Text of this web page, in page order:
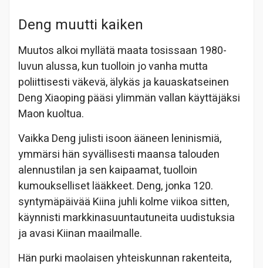
Deng muutti kaiken
Muutos alkoi myllätä maata tosissaan 1980-
luvun alussa, kun tuolloin jo vanha mutta
poliittisesti väkevä, älykäs ja kauaskatseinen
Deng Xiaoping pääsi ylimmän vallan käyttäjäksi
Maon kuoltua.
Vaikka Deng julisti isoon ääneen leninismiä,
ymmärsi hän syvällisesti maansa talouden
alennustilan ja sen kaipaamat, tuolloin
kumoukselliset lääkkeet. Deng, jonka 120.
syntymäpäivää Kiina juhli kolme viikoa sitten,
käynnisti markkinasuuntautuneita uudistuksia
ja avasi Kiinan maailmalle.
Hän purki maolaisen yhteiskunnan rakenteita,